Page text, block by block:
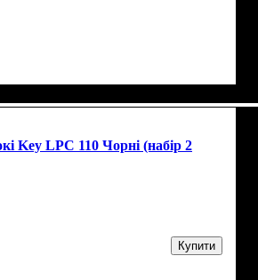
Key LPC 110 Чорні (набір 2
Купити